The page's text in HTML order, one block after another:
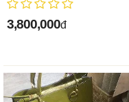
3,800,000đ